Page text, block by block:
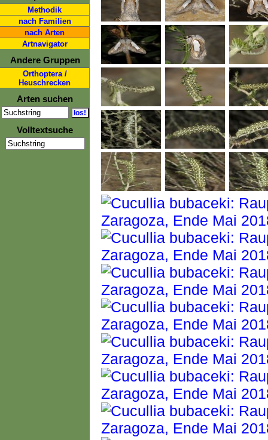
Methodik
nach Familien
nach Arten
Artnavigator
Andere Gruppen
Orthoptera /
Heuschrecken
Arten suchen
Volltextsuche